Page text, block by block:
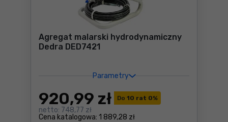
Agregat malarski hydrodynamiczny
Dedra DED7421
Parametry
Do 10 rat 0%
Cena katalogowa: 1 889,28 zł
920,99 zł
netto: 748,77 zł